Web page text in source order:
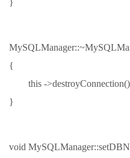
{
this -
}
void